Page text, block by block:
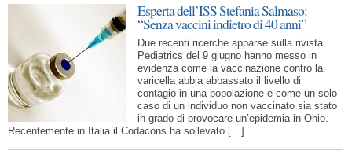
Esperta dell’ISS Stefania Salmaso:
“Senza vaccini indietro di 40 anni”
Due recenti ricerche apparse sulla rivista
Pediatrics del 9 giugno hanno messo in
evidenza come la vaccinazione contro la
varicella abbia abbassato il livello di
contagio in una popolazione e come un solo
caso di un individuo non vaccinato sia stato
in grado di provocare un’epidemia in Ohio.
Recentemente in Italia il Codacons ha sollevato […]